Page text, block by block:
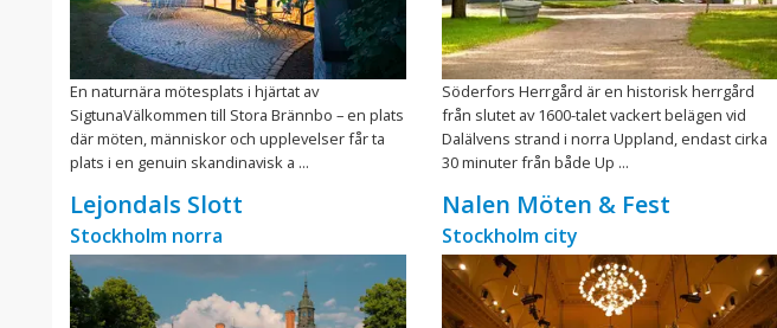
En naturnära mötesplats i hjärtat av
SigtunaVälkommen till Stora Brännbo – en plats
där möten, människor och upplevelser får ta
plats i en genuin skandinavisk a ...
Lejondals Slott
Stockholm norra
Söderfors Herrgård är en historisk herrgård
från slutet av 1600-talet vackert belägen vid
Dalälvens strand i norra Uppland, endast cirka
30 minuter från både Up ...
Nalen Möten & Fest
Stockholm city